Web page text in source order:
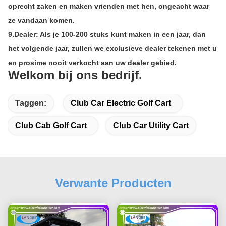
oprecht zaken en maken vrienden met hen, ongeacht waar
ze vandaan komen.
9.Dealer: Als je 100-200 stuks kunt maken in een jaar, dan
het volgende jaar, zullen we exclusieve dealer tekenen met u
en prosime nooit verkocht aan uw dealer gebied.
Welkom bij ons bedrijf.
Taggen: Club Car Electric Golf Cart
Club Cab Golf Cart Club Car Utility Cart
Verwante Producten